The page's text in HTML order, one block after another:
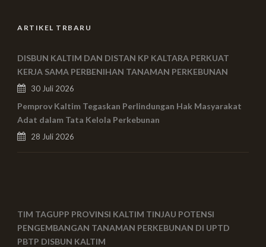
ARTIKEL TRBARU
DISBUN KALTIM DAN DISTAN KP KALTARA PERKUAT
KERJA SAMA PERBENIHAN TANAMAN PERKEBUNAN
30 Juli 2026
Pemprov Kaltim Tegaskan Perlindungan Hak Masyarakat
Adat dalam Tata Kelola Perkebunan
28 Juli 2026
TIM TAGUPP PROVINSI KALTIM TINJAU POTENSI
PENGEMBANGAN TANAMAN PERKEBUNAN DI UPTD
PBTP DISBUN KALTIM